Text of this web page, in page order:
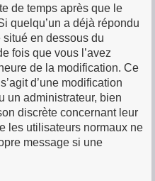
de temps après que le
quelqu’un a déjà répondu
en dessous du
fois que vous l’avez
de la modification. Ce
d’une modification
un administrateur, bien
discrète concernant leur
les utilisateurs normaux ne
message si une